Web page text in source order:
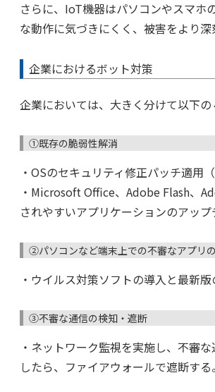
さらに、IoT機器はパソコンやスマホ
な動作に気づきにくく、被害をより深
企業におけるボット対策
企業においては、大きく分けて以下の
①既存の脆弱性解消
・OSのセキュリティ修正パッチ適用
・Microsoft Office、Adobe Flash、
されやすいアプリケーションのアッ
②パソコンなど端末上での不審なアプリ
・ウイルス対策ソフトの導入と最新
③不審な通信の検知・遮断
・ネットワーク監視を実施し、不審
したら、ファイアウォールで遮断する。